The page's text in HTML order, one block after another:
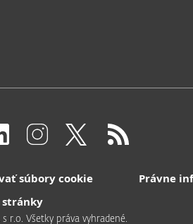
súbory cookie Právne
stránky
s r.o. Všetky práva vyhradené.